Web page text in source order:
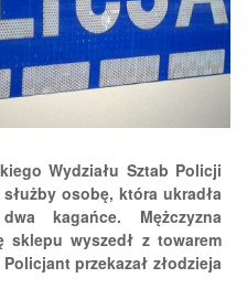
Wydziału Sztab Policji
osobę, która ukradła
kagańce. Mężczyzna
sklepu wyszedł z towarem
przekazał złodzieja